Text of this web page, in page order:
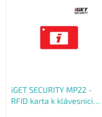
iGET SECURITY MP22 -
RFID karta k klávesnici